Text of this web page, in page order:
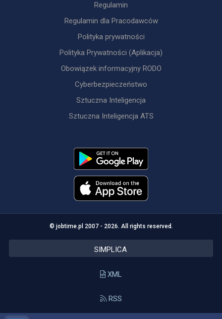
Regulamin
Regulamin dla Pracodawców
Polityka prywatności
Polityka Prywatności (Aplikacja)
Obowiązek informacyjny RODO
Cyberbezpieczeństwo
Sztuczna Inteligencja
Sztuczna Inteligencja ATS
© jobtime.pl 2007 - 2026. All rights reserved.
SIMPLICA
XML
RSS